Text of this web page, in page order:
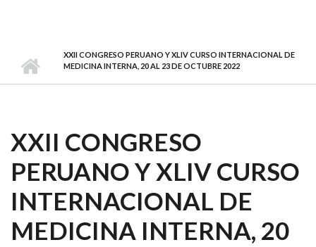
XXII CONGRESO PERUANO Y XLIV CURSO INTERNACIONAL DE
MEDICINA INTERNA, 20 AL 23 DE OCTUBRE 2022
XXII CONGRESO
PERUANO Y XLIV CURSO
INTERNACIONAL DE
MEDICINA INTERNA, 20